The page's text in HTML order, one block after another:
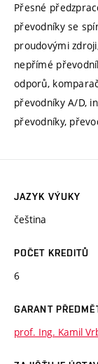
Přesné
převodníky se
proudovými
nepřímé
odporů,
převodníky A/D,
převodníky,
JAZYK VÝUKY
čeština
POČET KREDITŮ
6
GARANT
prof. Ing. Kamil